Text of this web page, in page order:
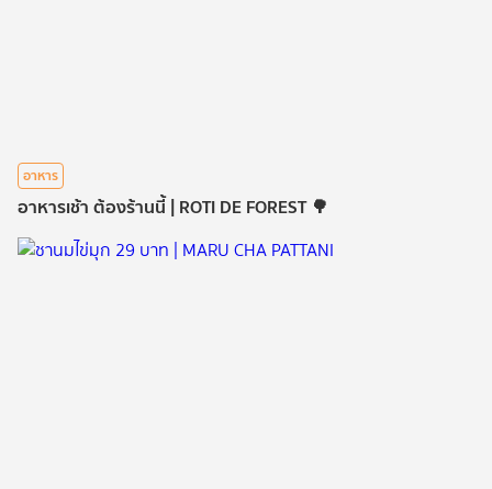
อาหาร
อาหารเช้า ต้องร้านนี้ | ROTI DE FOREST 🌳